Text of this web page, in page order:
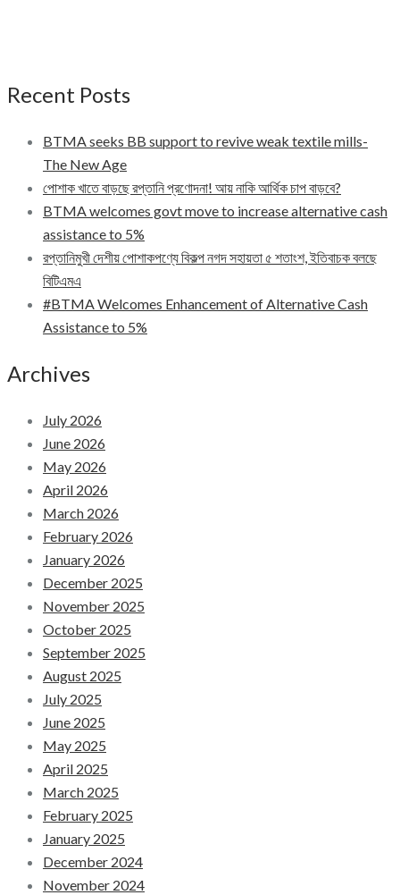
Recent Posts
BTMA seeks BB support to revive weak textile mills-
The New Age
পোশাক খাতে বাড়ছে রপ্তানি প্রণোদনা! আয় নাকি আর্থিক চাপ বাড়বে?
BTMA welcomes govt move to increase alternative cash
assistance to 5%
রপ্তানিমুখী দেশীয় পোশাকপণ্যে বিকল্প নগদ সহায়তা ৫ শতাংশ, ইতিবাচক বলছে
বিটিএমএ
#BTMA Welcomes Enhancement of Alternative Cash
Assistance to 5%
Archives
July 2026
June 2026
May 2026
April 2026
March 2026
February 2026
January 2026
December 2025
November 2025
October 2025
September 2025
August 2025
July 2025
June 2025
May 2025
April 2025
March 2025
February 2025
January 2025
December 2024
November 2024